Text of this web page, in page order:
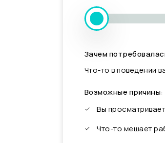
Зачем
Что-то в поведении
Возможные причины:
Вы
Что-то мешает